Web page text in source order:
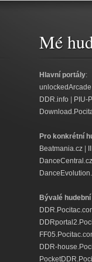
Mé
Hlavní portály:
DDR.info
PIU-
Pro konkrétní
Beatmania.cz
DanceCentral.cz
Bývalé
DDR-